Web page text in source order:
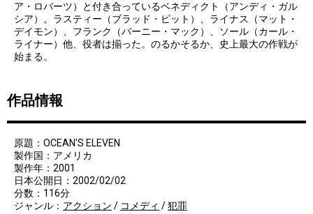
ア・ロバーツ）と付き合っているベネディクト（アンディ・ガル
シア）。ラスティー（ブラッド・ピット）、ライナス（マット・
デイモン）、フランク（バーニー・マック）、ソール（カール・
ライナー）他、役者は揃った。のるかそるか、史上最大の作戦が
始まる。
作品情報
原題：OCEAN'S ELEVEN
製作国：アメリカ
製作年：2001
日本公開日：2002/02/02
分数：116分
ジャンル： アクション / コメディ /犯罪